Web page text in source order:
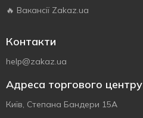
🔥 Вакансії Zakaz.ua
Контакти
help@zakaz.ua
Адреса торгового центру
Київ, Степана Бандери 15А